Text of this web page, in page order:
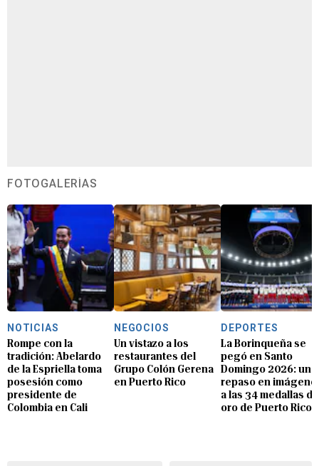
FOTOGALERÍAS
NOTICIAS
Rompe con la
tradición: Abelardo
de la Espriella toma
posesión como
presidente de
Colombia en Cali
NEGOCIOS
Un vistazo a los
restaurantes del
Grupo Colón Gerena
en Puerto Rico
DEPORTES
La Borinqueña se
pegó en Santo
Domingo 2026: un
repaso en
a las 34 medallas de
oro de Puerto Rico